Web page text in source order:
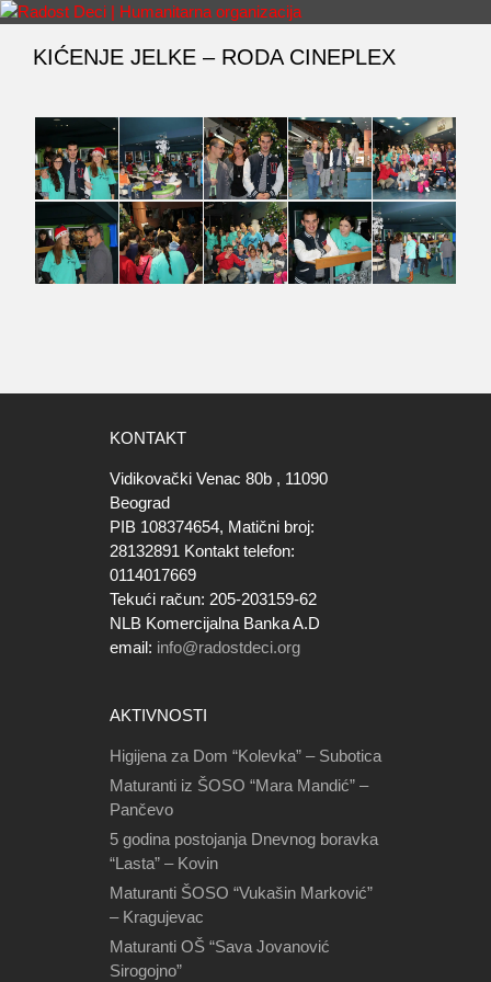
Skip
content
Menu
KIĆENJE JELKE – RODA CINEPLEX
KONTAKT
Vidikovački Venac 80b , 11090
Beograd
PIB 108374654, Matični broj:
28132891 Kontakt telefon:
0114017669
Tekući račun: 205-203159-62
NLB Komercijalna Banka A.D
email: info@radostdeci.org
AKTIVNOSTI
Higijena za Dom “Kolevka” – Subotica
Maturanti iz ŠOSO “Mara Mandić” –
Pančevo
5 godina postojanja Dnevnog boravka
“Lasta” – Kovin
Maturanti ŠOSO “Vukašin Marković”
– Kragujevac
Maturanti OŠ “Sava Jovanović
Sirogojno”